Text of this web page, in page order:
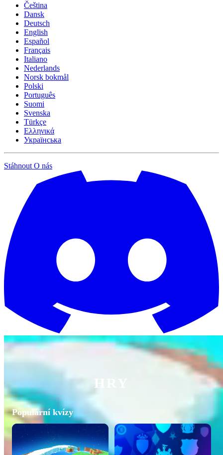
Čeština
Dansk
Deutsch
English
Español
Français
Italiano
Nederlands
Norsk bokmål
Polski
Português
Suomi
Svenska
Türkçe
Ελληνικά
Українська
Stáhnout O nás
HRY
Populární kvízy